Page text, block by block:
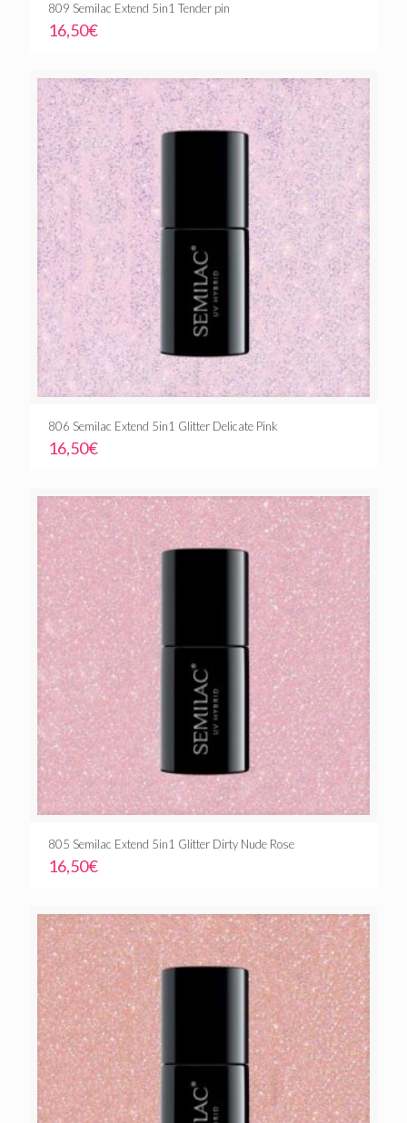
809 Semilac Extend 5in1 Tender pin
16,50€
806 Semilac Extend 5in1 Glitter Delicate Pink
16,50€
805 Semilac Extend 5in1 Glitter Dirty Nude Rose
16,50€